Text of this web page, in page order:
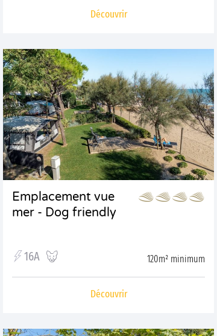
Découvrir
Emplacement vue
mer - Dog friendly
16A 120m² minimum
Découvrir